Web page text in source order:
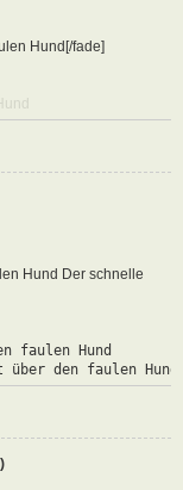
Hund[/fade]
Hund Der schnelle
faulen Hund
über den faulen Hund